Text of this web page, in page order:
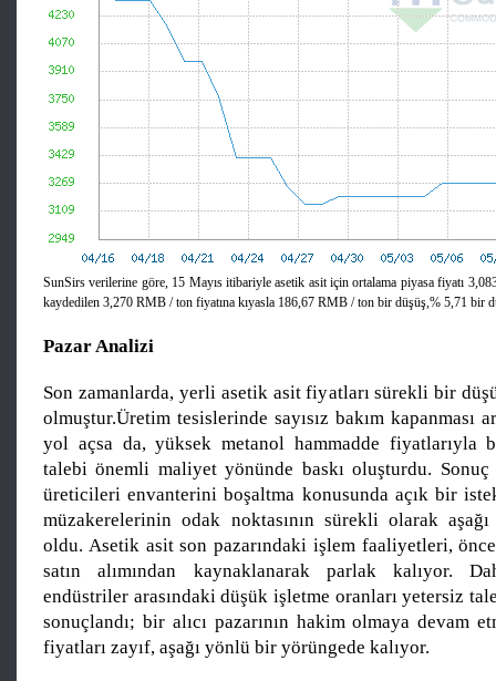
SunSirs verilerine göre, 15 Mayıs itibariyle asetik asit için ortalama piyasa fiyatı
kaydedilen 3,270 RMB / ton fiyatına kıyasla 186,67 RMB / ton bir düşüş,% 5,71 bir
Pazar Analizi
Son zamanlarda, yerli asetik asit fiyatları sürekli bir
olmuştur.Üretim tesislerinde sayısız bakım kapanması
yol açsa da, yüksek metanol hammadde fiyatlarıyla
talebi önemli maliyet yönünde baskı oluşturdu.
üreticileri envanterini boşaltma konusunda açık bir
müzakerelerinin odak noktasının sürekli olarak aşağı
oldu. Asetik asit son pazarındaki işlem faaliyetleri,
satın alımından kaynaklanarak parlak kalıyor.
endüstriler arasındaki düşük işletme oranları yetersiz
sonuçlandı; bir alıcı pazarının hakim olmaya devam
fiyatları zayıf, aşağı yönlü bir yörüngede kalıyor.